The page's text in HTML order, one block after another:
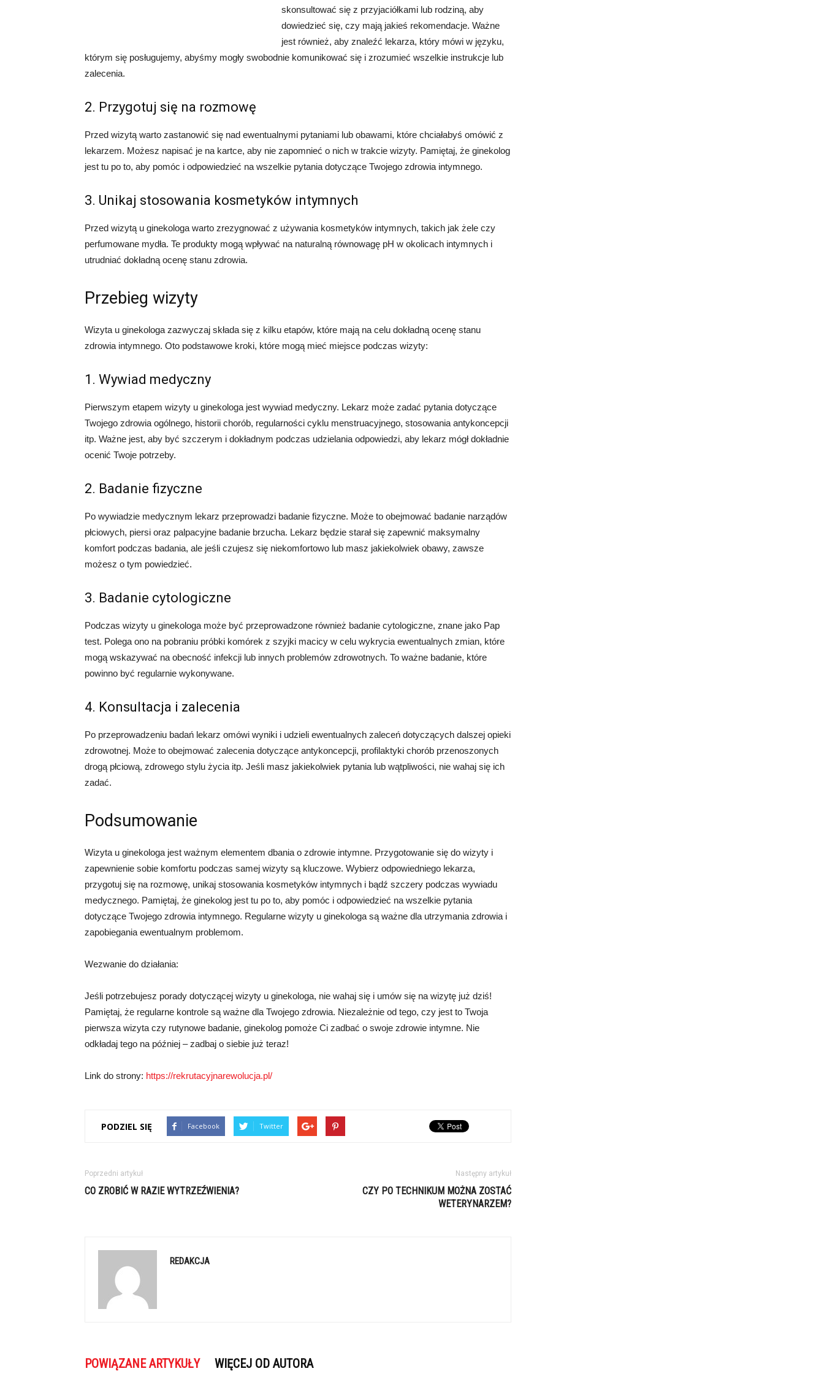
skonsultować się z przyjaciółkami lub rodziną, aby
dowiedzieć się, czy mają jakieś rekomendacje. Ważne
jest również, aby znaleźć lekarza, który mówi w języku,
którym się posługujemy, abyśmy mogły swobodnie komunikować się i zrozumieć wszelkie instrukcje lub
zalecenia.
2. Przygotuj się na rozmowę
Przed wizytą warto zastanowić się nad ewentualnymi pytaniami lub obawami, które chciałabyś omówić z
lekarzem. Możesz napisać je na kartce, aby nie zapomnieć o nich w trakcie wizyty. Pamiętaj, że ginekolog
jest tu po to, aby pomóc i odpowiedzieć na wszelkie pytania dotyczące Twojego zdrowia intymnego.
3. Unikaj stosowania kosmetyków intymnych
Przed wizytą u ginekologa warto zrezygnować z używania kosmetyków intymnych, takich jak żele czy
perfumowane mydła. Te produkty mogą wpływać na naturalną równowagę pH w okolicach intymnych i
utrudniać dokładną ocenę stanu zdrowia.
Przebieg wizyty
Wizyta u ginekologa zazwyczaj składa się z kilku etapów, które mają na celu dokładną ocenę stanu
zdrowia intymnego. Oto podstawowe kroki, które mogą mieć miejsce podczas wizyty:
1. Wywiad medyczny
Pierwszym etapem wizyty u ginekologa jest wywiad medyczny. Lekarz może zadać pytania dotyczące
Twojego zdrowia ogólnego, historii chorób, regularności cyklu menstruacyjnego, stosowania antykoncepcji
itp. Ważne jest, aby być szczerym i dokładnym podczas udzielania odpowiedzi, aby lekarz mógł dokładnie
ocenić Twoje potrzeby.
2. Badanie fizyczne
Po wywiadzie medycznym lekarz przeprowadzi badanie fizyczne. Może to obejmować badanie narządów
płciowych, piersi oraz palpacyjne badanie brzucha. Lekarz będzie starał się zapewnić maksymalny
komfort podczas badania, ale jeśli czujesz się niekomfortowo lub masz jakiekolwiek obawy, zawsze
możesz o tym powiedzieć.
3. Badanie cytologiczne
Podczas wizyty u ginekologa może być przeprowadzone również badanie cytologiczne, znane jako Pap
test. Polega ono na pobraniu próbki komórek z szyjki macicy w celu wykrycia ewentualnych zmian, które
mogą wskazywać na obecność infekcji lub innych problemów zdrowotnych. To ważne badanie, które
powinno być regularnie wykonywane.
4. Konsultacja i zalecenia
Po przeprowadzeniu badań lekarz omówi wyniki i udzieli ewentualnych zaleceń dotyczących dalszej opieki
zdrowotnej. Może to obejmować zalecenia dotyczące antykoncepcji, profilaktyki chorób przenoszonych
drogą płciową, zdrowego stylu życia itp. Jeśli masz jakiekolwiek pytania lub wątpliwości, nie wahaj się ich
zadać.
Podsumowanie
Wizyta u ginekologa jest ważnym elementem dbania o zdrowie intymne. Przygotowanie się do wizyty i
zapewnienie sobie komfortu podczas samej wizyty są kluczowe. Wybierz odpowiedniego lekarza,
przygotuj się na rozmowę, unikaj stosowania kosmetyków intymnych i bądź szczery podczas wywiadu
medycznego. Pamiętaj, że ginekolog jest tu po to, aby pomóc i odpowiedzieć na wszelkie pytania
dotyczące Twojego zdrowia intymnego. Regularne wizyty u ginekologa są ważne dla utrzymania zdrowia i
zapobiegania ewentualnym problemom.
Wezwanie do działania:
Jeśli potrzebujesz porady dotyczącej wizyty u ginekologa, nie wahaj się i umów się na wizytę już dziś!
Pamiętaj, że regularne kontrole są ważne dla Twojego zdrowia. Niezależnie od tego, czy jest to Twoja
pierwsza wizyta czy rutynowe badanie, ginekolog pomoże Ci zadbać o swoje zdrowie intymne. Nie
odkładaj tego na później – zadbaj o siebie już teraz!
Link do strony: https://rekrutacyjnarewolucja.pl/
PODZIEL SIĘ Facebook Twitter
Poprzedni artykuł
CO ZROBIĆ W RAZIE WYTRZEŹWIENIA?
Następny artykuł
CZY PO TECHNIKUM MOŻNA ZOSTAĆ
WETERYNARZEM?
REDAKCJA
POWIĄZANE ARTYKUŁY WIĘCEJ OD AUTORA